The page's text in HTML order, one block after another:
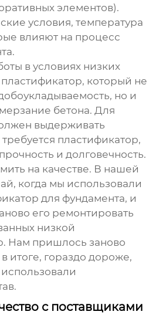
элементов).
условия, температура
влияют на процесс
в условиях низких
который не
но и
бетона. Для
выдерживать
пластификатор,
и долговечность.
на качестве. В нашей
когда мы использовали
для фундамента, и
его ремонтировать
низкой
Нам пришлось заново
итоге, гораздо дороже,
с поставщиками